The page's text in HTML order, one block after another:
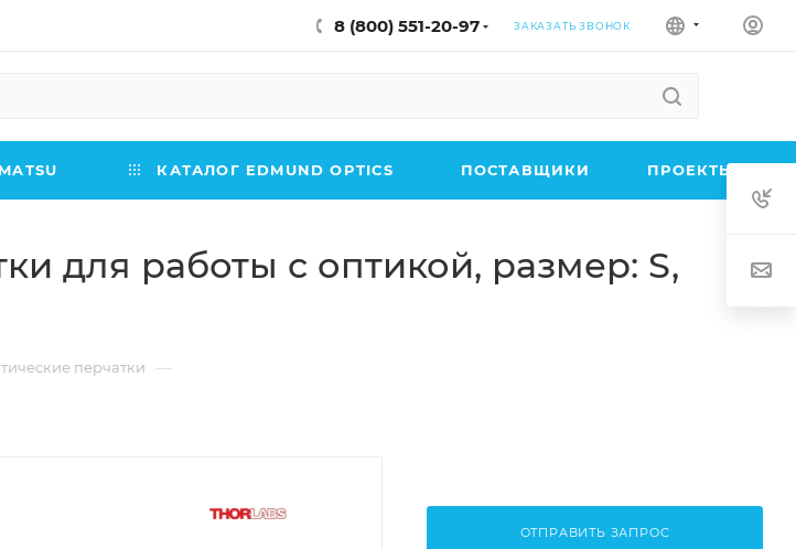
8 (800) 551-20-97 ЗАКАЗАТЬ ЗВОНОК
КАТАЛОГ EDMUND OPTICS ПОСТАВЩИКИ ПРОЕКТЫ
для работы с оптикой, размер: S,
перчатки —
ОТПРАВИТЬ ЗАПРОС